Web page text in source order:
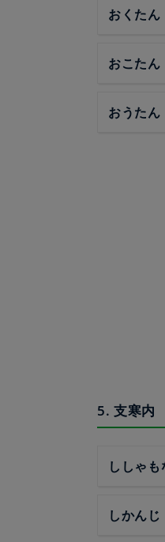
おくたん
おこたん
おうたん
5. 支寒内
ししゃも
しかんじ